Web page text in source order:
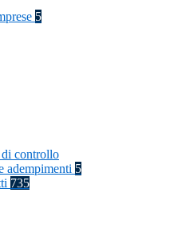
5
controllo
adempimenti 5
735